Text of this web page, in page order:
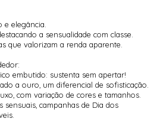
e elegância.
a sensualidade com classe.
que valorizam a renda aparente.
embutido: sustenta sem apertar!
a ouro, um diferencial de sofisticação.
com variação de cores e tamanhos.
campanhas de Dia dos